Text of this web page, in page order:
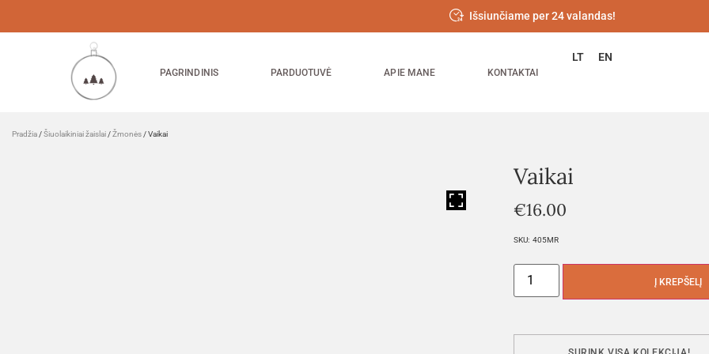
Išsiunčiame per 24 valandas!
PAGRINDINIS PARDUOTUVĖ APIE MANE KONTAKTAI
LT EN
Pradžia /Šiuolaikiniai žaislai /Žmonės / Vaikai
Vaikai
€16.00
SKU: 405MR
Į KREPŠELĮ